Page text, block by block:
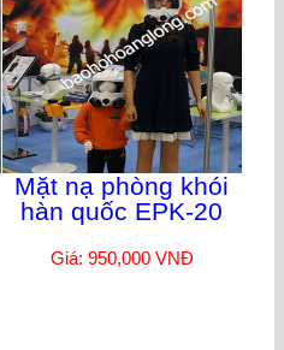
Mặt nạ phòng khói
hàn quốc EPK-20
Giá: 950,000 VNĐ